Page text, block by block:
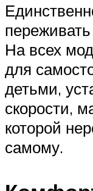
На всех
для
детьми,
скорости,
которой
самому.